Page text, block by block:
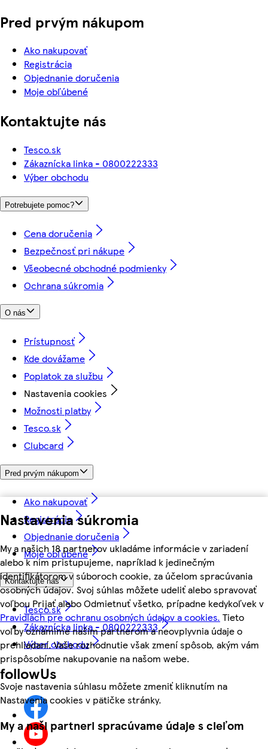
Nastavenia súkromia
My a našich 18 partnerov ukladáme informácie v zariadení
alebo k nim pristupujeme, napríklad k jedinečným
identifikátorom v súboroch cookie, za účelom spracúvania
osobných údajov. Svoj súhlas môžete udeliť alebo spravovať
voľbou Prijať alebo Odmietnuť všetko, prípadne kedykoľvek v
Pravidlách pre ochranu osobných údajov a cookies. Tieto
voľby oznámime našim partnerom a neovplyvnia údaje o
prehliadaní. Vaše rozhodnutie však zmení spôsob, akým vám
prispôsobíme nakupovanie na našom webe.
Svoje nastavenia súhlasu môžete zmeniť kliknutím na
Nastavenia cookies v pätičke stránky.
My a naši partneri spracúvame údaje s cieľom
Pred prvým nákupom
Ako nakupovať
Registrácia
Objednanie doručenia
Moje obľúbené
Kontaktujte nás
Tesco.sk
Zákaznícka linka - 0800222333
Výber obchodu
Potrebujete pomoc?
Cena doručenia
Bezpečnosť pri nákupe
Všeobecné obchodné podmienky
Ochrana súkromia
O nás
Prístupnosť
Kde dovážame
Poplatok za službu
Nastavenia cookies
Možnosti platby
Tesco.sk
Clubcard
Pred prvým nákupom
Ako nakupovať
Registrácia
Objednanie doručenia
Moje obľúbené
Kontaktujte nás
Tesco.sk
Zákaznícka linka - 0800222333
Výber obchodu
followUs